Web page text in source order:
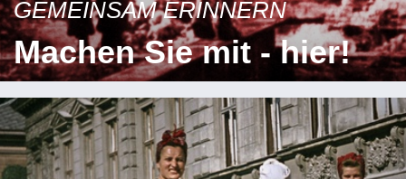
GEMEINSAM ERINNERN
Machen Sie mit - hier!